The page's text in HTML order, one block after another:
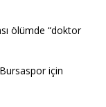
ölümde “doktor
için